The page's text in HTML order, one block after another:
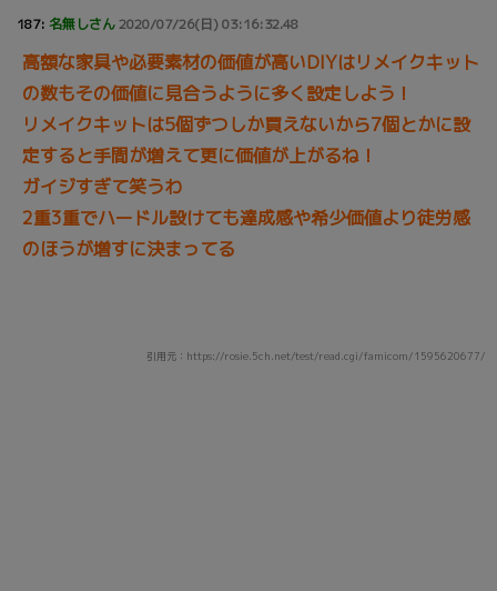
187: 名無しさん2020/07/26(日) 03:16:32.48
高額な家具や必要素材の価値が高いDIYはリメイクキット
の数もその価値に見合うように多く設定しよう！
リメイクキットは5個ずつしか買えないから7個とかに設
定すると手間が増えて更に価値が上がるね！
ガイジすぎて笑うわ
2重3重でハードル設けても達成感や希少価値より徒労感
のほうが増すに決まってる
引用元：https://rosie.5ch.net/test/read.cgi/famicom/1595620677/